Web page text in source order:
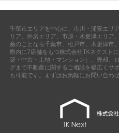
千葉市エリアを中心に、市川・浦安エリ
リア、外房エリア、市原・木更津エリア
産のことなら千葉市、松戸市、木更津市
県内に7店舗をもつ株式会社TKネクスト
築・中古・土地・マンション）、売却、
グまで不動産に関するご相談を幅広くサ
も可能です。まずはお気軽にお問い合わ